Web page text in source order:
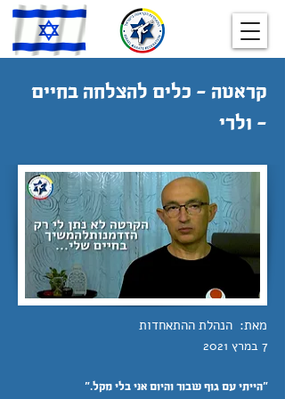
קראטה - כלים להצלחה בחיים
- ולרי
הנהלת ההתאחדות מאת:
7 במרץ 2021
"הייתי עם גוף שבור והיום אני בלי מקל."